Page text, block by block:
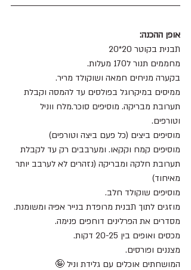
אופן ההכנה:
תבנית בקוטר 20*20
מחממים תנור ל170 מעלות.
בקערה מניחים חמאה ושוקולד מריר.
ממיסים במיקרוגל בפולסים עד להמסה וקבלת
תערובת מבריקה. מוסיפים סוכר.מלח ווניל
וטורפים.
מוסיפים ביצים (כל פעם ביצה וטורפים)
מוסיפים קמח וקקאו. ומערבבים רק עד לקבלת
תערובת חלקה ומבריקה (נזהרים לא לערבב יותר
מאיחוד)
מוסיפים שוקולד חלב.
מוזגים לתוך תבנית מרופדת בנייר אפיה ומשומנת.
מסדרים את הפרלינים דוחפים פנימה.
מכסים ואופים בין 20-25 דקות.
מצננים ופורסים.
המושחתים אוכלים עם גלידת וניל 🤪